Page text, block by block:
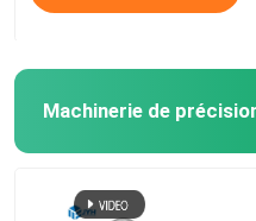
Machinerie de